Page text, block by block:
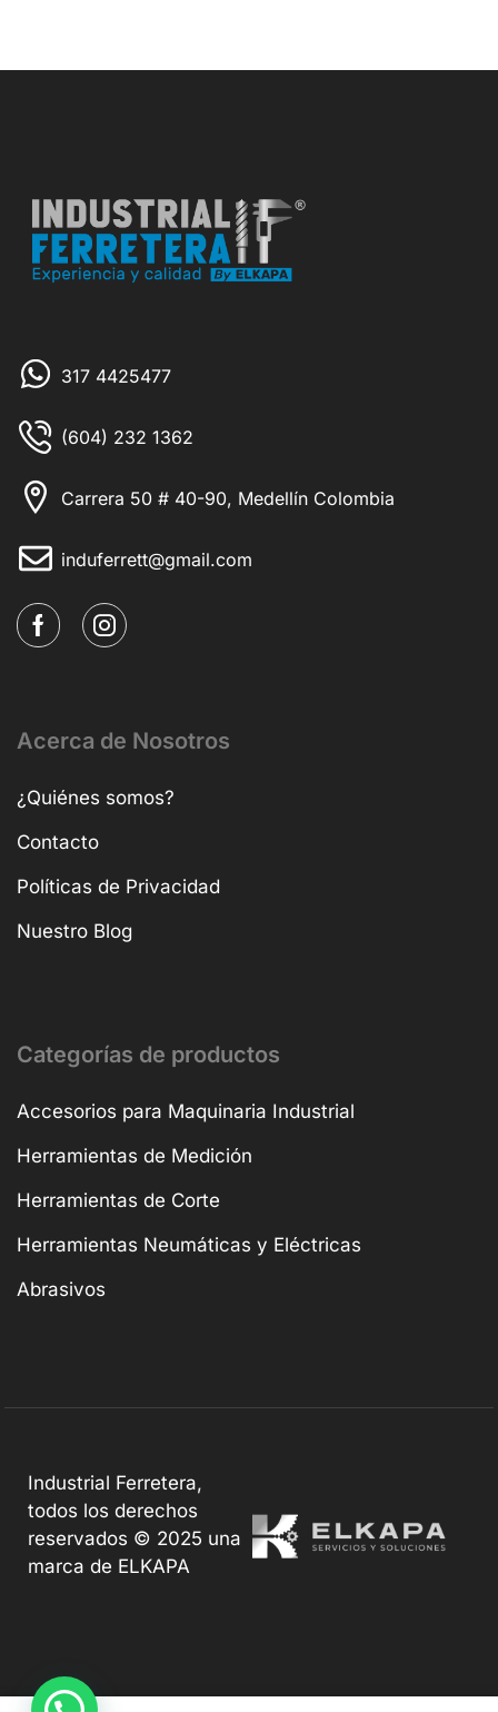
317 4425477
(604) 232 1362
Carrera 50 # 40-90, Medellín Colombia
induferrett@gmail.com
Acerca de Nosotros
¿Quiénes somos?
Contacto
Políticas de Privacidad
Nuestro Blog
Categorías de productos
Accesorios para Maquinaria Industrial
Herramientas de Medición
Herramientas de Corte
Herramientas Neumáticas y Eléctricas
Abrasivos
Industrial Ferretera,
todos los derechos
reservados © 2025 una
marca de ELKAPA